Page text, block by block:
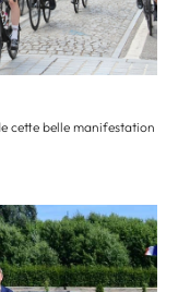
cette belle manifestation